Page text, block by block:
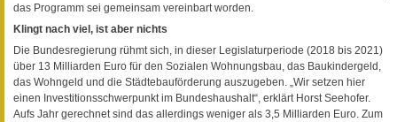
das Programm sei gemeinsam vereinbart worden.
Klingt nach viel, ist aber nichts
Die Bundesregierung rühmt sich, in dieser Legislaturperiode (2018 bis 2021)
über 13 Milliarden Euro für den Sozialen Wohnungsbau, das Baukindergeld,
das Wohngeld und die Städtebauförderung auszugeben. „Wir setzen hier
einen Investitionsschwerpunkt im Bundeshaushalt“, erklärt Horst Seehofer.
Aufs Jahr gerechnet sind das allerdings weniger als 3,5 Milliarden Euro. Zum